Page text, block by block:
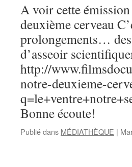
A voir cette
deuxième cerveau
prolongements…
d’asseoir
http://
notre-deuxieme-
Bonne écoute!
Publié dans MÉDIATHÈQUE |